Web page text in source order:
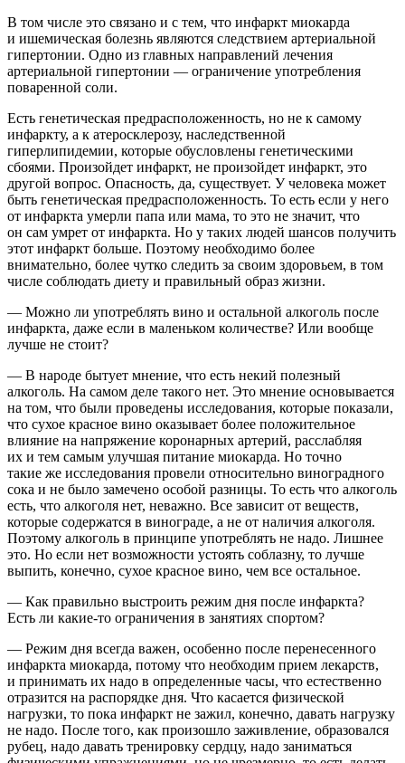
В том числе это связано и с тем, что инфаркт миокарда
и ишемическая болезнь являются следствием артериальной
гипертонии. Одно из главных направлений лечения
артериальной гипертонии — ограничение употребления
поваренной соли.
Есть генетическая предрасположенность, но не к самому
инфаркту, а к атеросклерозу, наследственной
гиперлипидемии, которые обусловлены генетическими
сбоями. Произойдет инфаркт, не произойдет инфаркт, это
другой вопрос. Опасность, да, существует. У человека может
быть генетическая предрасположенность. То есть если у него
от инфаркта умерли папа или мама, то это не значит, что
он сам умрет от инфаркта. Но у таких людей шансов получить
этот инфаркт больше. Поэтому необходимо более
внимательно, более чутко следить за своим здоровьем, в том
числе соблюдать диету и правильный образ жизни.
— Можно ли употреблять вино и остальной алкоголь после
инфаркта, даже если в маленьком количестве? Или вообще
лучше не стоит?
— В народе бытует мнение, что есть некий полезный
алкоголь. На самом деле такого нет. Это мнение основывается
на том, что были проведены исследования, которые показали,
что сухое красное вино оказывает более положительное
влияние на напряжение коронарных артерий, расслабляя
их и тем самым улучшая питание миокарда. Но точно
такие же исследования провели относительно виноградного
сока и не было замечено особой разницы. То есть что алкоголь
есть, что алкоголя нет, неважно. Все зависит от веществ,
которые содержатся в винограде, а не от наличия алкоголя.
Поэтому алкоголь в принципе употреблять не надо. Лишнее
это. Но если нет возможности устоять соблазну, то лучше
выпить, конечно, сухое красное вино, чем все остальное.
— Как правильно выстроить режим дня после инфаркта?
Есть ли какие-то ограничения в занятиях спортом?
— Режим дня всегда важен, особенно после перенесенного
инфаркта миокарда, потому что необходим прием лекарств,
и принимать их надо в определенные часы, что естественно
отразится на распорядке дня. Что касается физической
нагрузки, то пока инфаркт не зажил, конечно, давать нагрузку
не надо. После того, как произошло заживление, образовался
рубец, надо давать тренировку сердцу, надо заниматься